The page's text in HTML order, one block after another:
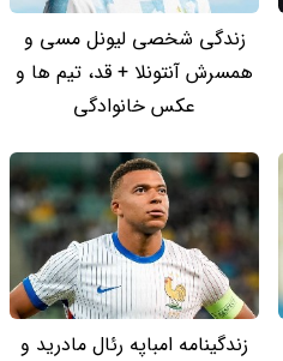
زندگی شخصی لیونل مسی و
همسرش آنتونلا + قد، تیم ها و
عکس خانوادگی
زندگینامه امباپه رئال مادرید و